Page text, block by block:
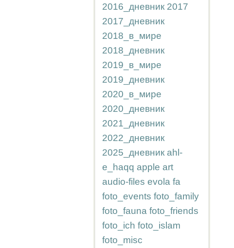
2016_дневник 2017
2017_дневник
2018_в_мире
2018_дневник
2019_в_мире
2019_дневник
2020_в_мире
2020_дневник
2021_дневник
2022_дневник
2025_дневник ahl-
e_haqq apple art
audio-files evola fa
foto_events foto_family
foto_fauna foto_friends
foto_ich foto_islam
foto_misc